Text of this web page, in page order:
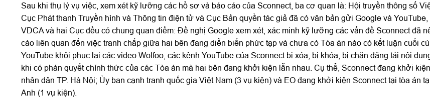
Sau khi thụ lý vụ việc, xem xét kỹ lưỡng các hồ sơ và báo cáo của Sconnect, ba cơ quan là: Hội truyền thông số
Cục Phát thanh Truyền hình và Thông tin điện tử và Cục Bản quyền tác giả đã có văn bản gửi Google và YouTube,
VDCA và hai Cục đều có chung quan điểm: Đề nghị Google xem xét, xác minh kỹ lưỡng các vấn đề Sconnect đã
cáo liên quan đến việc tranh chấp giữa hai bên đang diễn biến phức tạp và chưa có Tòa án nào có kết luận cuối
YouTube khôi phục lại các video Wolfoo, các kênh YouTube của Sconnect bị xóa, bị khóa, bị chặn đăng tải nội
khi có phán quyết chính thức của các Tòa án mà hai bên đang khởi kiện lẫn nhau. Cụ thể, Sconnect đang khởi
nhân dân TP. Hà Nội; Ủy ban cạnh tranh quốc gia Việt Nam (3 vụ kiện) và EO đang khởi kiện Sconnect tại tòa án
Anh (1 vụ kiện).